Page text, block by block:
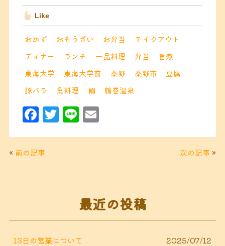
Like
おかず おそうざい お弁当
テイクアウト
ディナー
ランチ 一品料理 弁当
旨煮
東海大学
東海大学前 秦野 秦野市
豆腐
豚バラ
魚料理 鰯 鶴巻温泉
F
a
c
e
k
T
w
Li
n
E
« 前の記事 次の記事 »
最近の投稿
13日の営業について
2025/07/12